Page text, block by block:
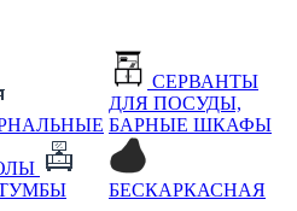
СЕРВАНТЫ
ДЛЯ ПОСУДЫ,
БАРНЫЕ ШКАФЫ
БЕСКАРКАСНАЯ